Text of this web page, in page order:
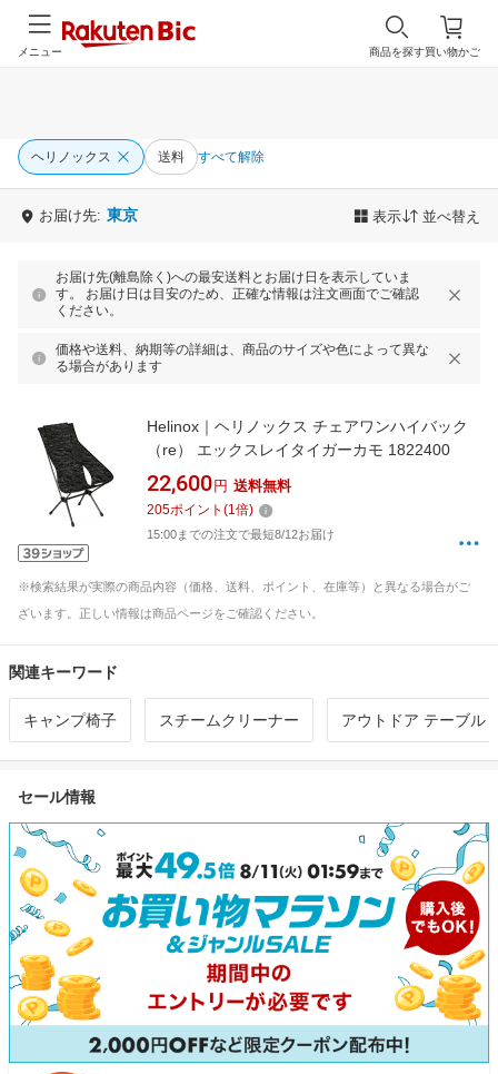
買い物かご
商品を探す
メニュー
ヘリノックス 送料 すべて解除
お届け先: 東京 表示 並べ替え
お届け先(離島除く)への最安送料とお届け日を表示していま
す。 お届け日は目安のため、正確な情報は注文画面でご確認
ください。
価格や送料、納期等の詳細は、商品のサイズや色によって異な
る場合があります
Helinox｜ヘリノックス チェアワンハイバック
（re） エックスレイタイガーカモ 1822400
22,600 円 送料無料
205ポイント (1倍)
15:00までの注文で最短8/12お届け
※検索結果が実際の商品内容（価格、送料、ポイント、在庫等）と異なる場合がご
ざいます。正しい情報は商品ページをご確認ください。
関連キーワード
キャンプ椅子 スチームクリーナー アウトドア テーブル
セール情報